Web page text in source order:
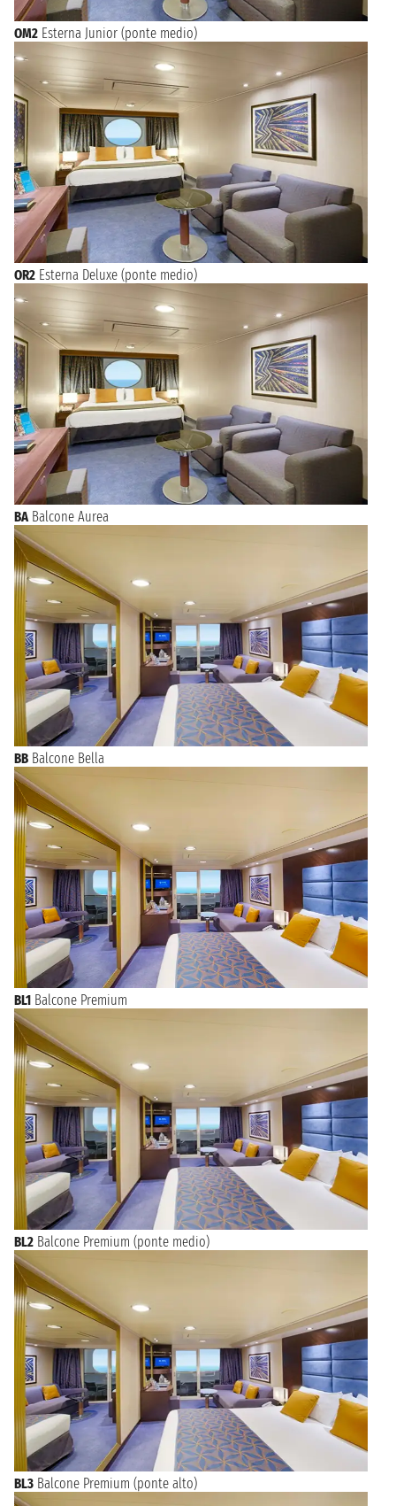
OM2 Esterna Junior (ponte medio)
OR2 Esterna Deluxe (ponte medio)
BA Balcone Aurea
BB Balcone Bella
BL1 Balcone Premium
BL2 Balcone Premium (ponte medio)
BL3 Balcone Premium (ponte alto)